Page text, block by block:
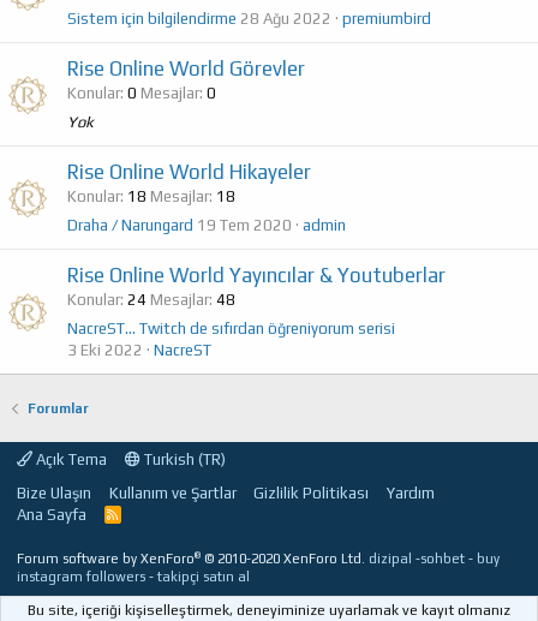
Sistem için bilgilendirme 28 Ağu 2022 premiumbird
Rise Online World Görevler
Konular 0 Mesajlar 0
Yok
Rise Online World Hikayeler
Konular 18 Mesajlar 18
Draha / Narungard 19 Tem 2020 admin
Rise Online World Yayıncılar & Youtuberlar
Konular 24 Mesajlar 48
NacreST... Twitch de sıfırdan öğreniyorum serisi
3 Eki 2022
NacreST
Forumlar
Açık Tema
Turkish (TR)
Bize Ulaşın
Kullanım ve Şartlar Gizlilik Politikası
Yardım
Ana Sayfa
R
Forum software by XenForo® © 2010-2020 XenForo Ltd. dizipal -sohbet - buy
instagram followers -takipçi satın al
Bu site, içeriği kişiselleştirmek, deneyiminize uyarlamak ve kayıt olmanız